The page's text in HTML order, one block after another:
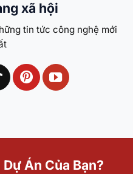
xã hội
tin tức công nghệ mới
Án Của Bạn?